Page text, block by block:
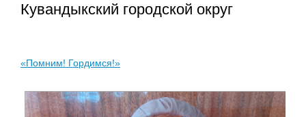
Кувандыкский городской округ
«Помним! Гордимся!»